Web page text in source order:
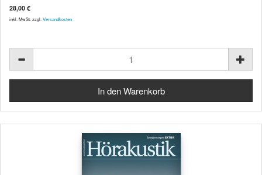
28,00 €
inkl. MwSt. zzgl. Versandkosten